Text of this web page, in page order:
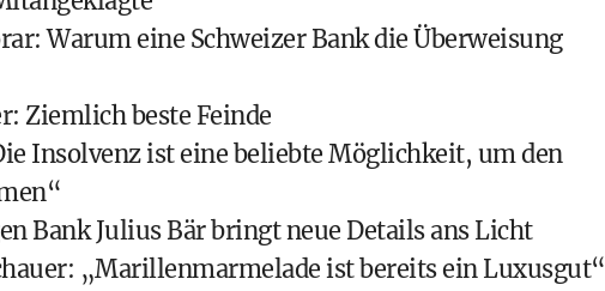
Warum eine Schweizer Bank die Überweisung
Ziemlich beste Feinde
Insolvenz ist eine beliebte Möglichkeit, um den
Bank Julius Bär bringt neue Details ans Licht
„Marillenmarmelade ist bereits ein Luxusgut“